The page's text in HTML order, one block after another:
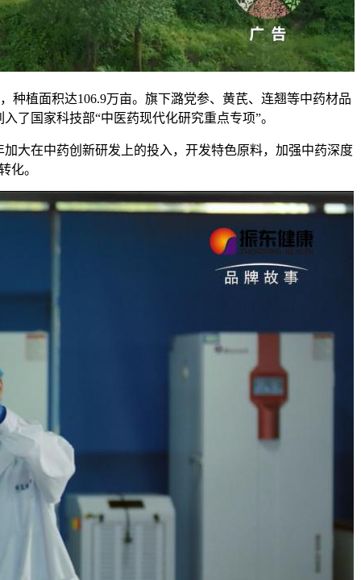
植面积达106.9万亩。旗下潞党参、黄芪、连翘等中药材品
了国家科技部“中医药现代化研究重点专项”。
在中药创新研发上的投入，开发特色原料，加强中药深度
化。